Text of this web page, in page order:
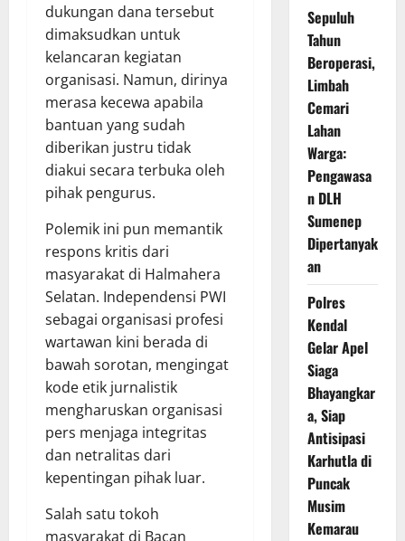
dukungan dana tersebut
dimaksudkan untuk
kelancaran kegiatan
organisasi. Namun, dirinya
merasa kecewa apabila
bantuan yang sudah
diberikan justru tidak
diakui secara terbuka oleh
pihak pengurus.
Polemik ini pun memantik
respons kritis dari
masyarakat di Halmahera
Selatan. Independensi PWI
sebagai organisasi profesi
wartawan kini berada di
bawah sorotan, mengingat
kode etik jurnalistik
mengharuskan organisasi
pers menjaga integritas
dan netralitas dari
kepentingan pihak luar.
Salah satu tokoh
masyarakat di Bacan
Sepuluh
Tahun
Beroperasi,
Limbah
Cemari
Lahan
Warga:
Pengawasa
n DLH
Sumenep
Dipertanyak
an
Polres
Kendal
Gelar Apel
Siaga
Bhayangkar
a, Siap
Antisipasi
Karhutla di
Puncak
Musim
Kemarau